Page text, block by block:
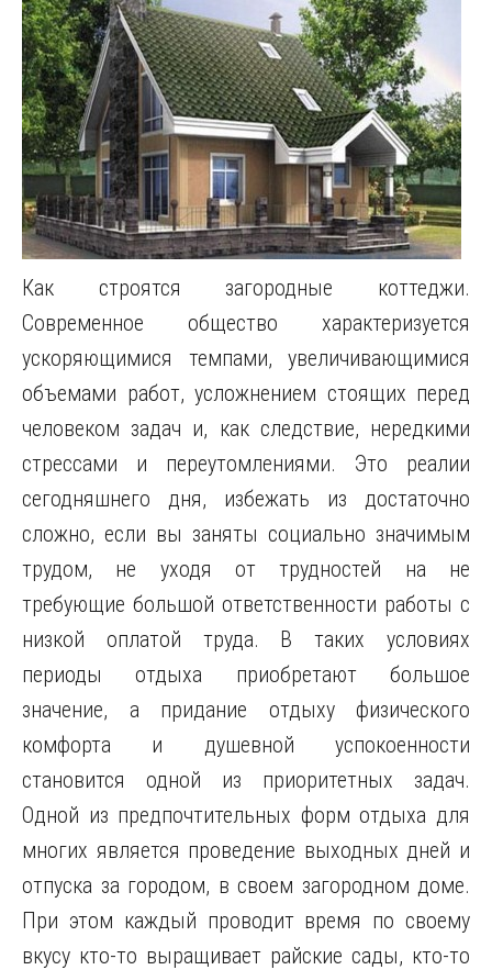
Как строятся загородные коттеджи.
Современное общество характеризуется
ускоряющимися темпами, увеличивающимися
объемами работ, усложнением стоящих перед
человеком задач и, как следствие, нередкими
стрессами и переутомлениями. Это реалии
сегодняшнего дня, избежать из достаточно
сложно, если вы заняты социально значимым
трудом, не уходя от трудностей на не
требующие большой ответственности работы с
низкой оплатой труда. В таких условиях
периоды отдыха приобретают большое
значение, а придание отдыху физического
комфорта и душевной успокоенности
становится одной из приоритетных задач.
Одной из предпочтительных форм отдыха для
многих является проведение выходных дней и
отпуска за городом, в своем загородном доме.
При этом каждый проводит время по своему
вкусу кто-то выращивает райские сады, кто-то